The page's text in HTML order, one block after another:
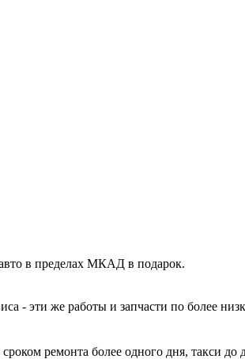
в пределах МКАД в подарок.
- эти же работы и запчасти по более
ремонта более одного дня, такси до